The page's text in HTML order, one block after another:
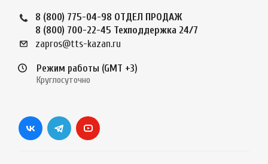
8 (800) 775-04-98 ОТДЕЛ ПРОДАЖ
8 (800) 700-22-45 Техподдержка 24/7
zapros@tts-kazan.ru
Режим работы (GMT +3)
Круглосуточно